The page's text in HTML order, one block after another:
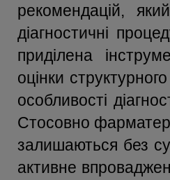
рекомендацій,
діагностичні
приділена
оцінки
особливості
Стосовно
залишаються без
активне